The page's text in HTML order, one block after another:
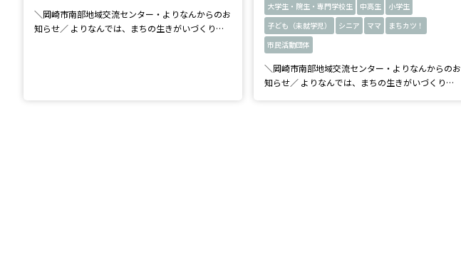
＼岡崎市南部地域交流センター・よりなんからのお
知らせ／ よりなんでは、まちの生きがいづくり活
大学生・院生・専門学校生
中高生
小学生
子ども（未就学児）
シニア ママ
まちカツ！
市民活動団体
＼岡崎市南部地域交流センター・よりなんからのお
知らせ／ よりなんでは、まちの生きがいづくり活